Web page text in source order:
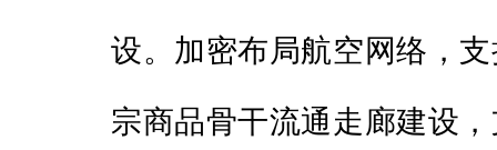
设。加密布局航空网络，
宗商品骨干流通走廊建设